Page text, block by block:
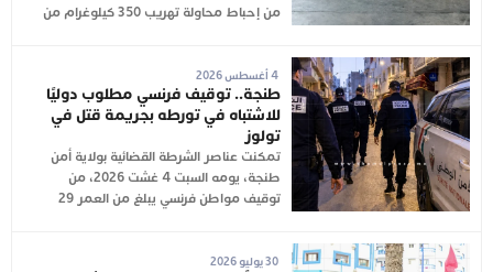
من إحباط محاولة تهريب 350 كيلوغرام من
4 أغسطس 2026
طنجة.. توقيف فرنسي مطلوب دوليًا
للاشتباه في تورطه بجريمة قتل في
تولوز
تمكنت عناصر الشرطة القضائية بولاية أمن
طنجة، يومه السبت 4 غشت 2026، من
توقيف مواطن فرنسي يبلغ من العمر 29
30 يوليو 2026